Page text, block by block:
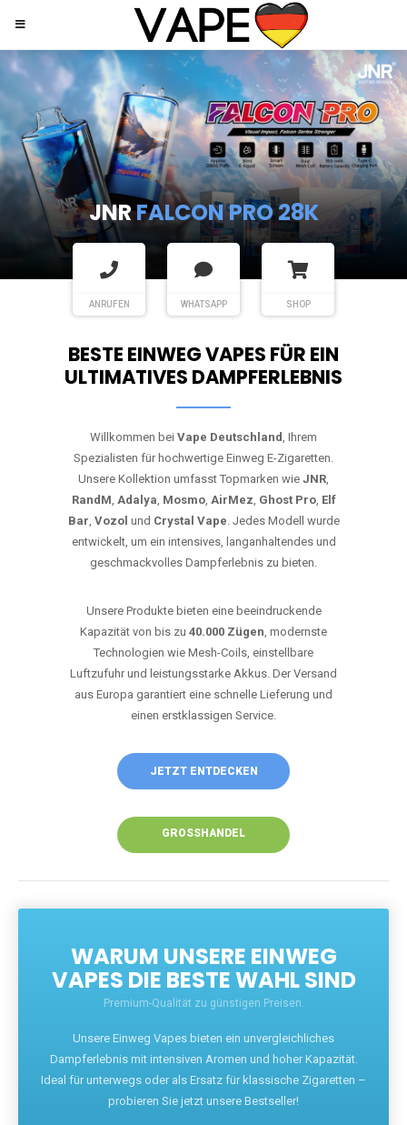
JNRSHISHA HOOKAH MAX
ANRUFEN WHATSAPP SHOP
BESTE EINWEG VAPES FÜR EIN
ULTIMATIVES DAMPFERLEBNIS
Willkommen bei Vape Deutschland, Ihrem
Spezialisten für hochwertige Einweg E-Zigaretten.
Unsere Kollektion umfasst Topmarken wie JNR,
RandM, Adalya, Mosmo, AirMez, Ghost Pro, Elf
Bar, Vozol und Crystal Vape. Jedes Modell wurde
entwickelt, um ein intensives, langanhaltendes und
geschmackvolles Dampferlebnis zu bieten.
Unsere Produkte bieten eine beeindruckende
Kapazität von bis zu 40.000 Zügen, modernste
Technologien wie Mesh-Coils, einstellbare
Luftzufuhr und leistungsstarke Akkus. Der Versand
aus Europa garantiert eine schnelle Lieferung und
einen erstklassigen Service.
JETZT ENTDECKEN
GROSSHANDEL
WARUM UNSERE EINWEG
VAPES DIE BESTE WAHL SIND
Premium-Qualität zu günstigen Preisen.
Unsere Einweg Vapes bieten ein unvergleichliches
Dampferlebnis mit intensiven Aromen und hoher Kapazität.
Ideal für unterwegs oder als Ersatz für klassische Zigaretten –
probieren Sie jetzt unsere Bestseller!